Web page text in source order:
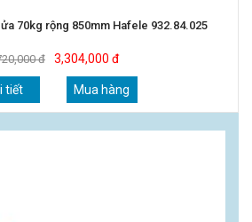
70kg rộng 850mm Hafele 932.84.025
đ 3,304,000 đ
tiết Mua hàng